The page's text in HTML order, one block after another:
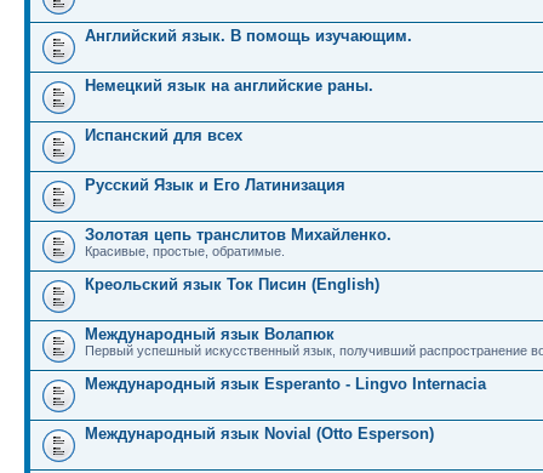
Английский язык. В помощь изучающим.
Немецкий язык на английские раны.
Испанский для всех
Русский Язык и Его Латинизация
Золотая цепь транслитов Михайленко.
Красивые, простые, обратимые.
Креольский язык Ток Писин (English)
Международный язык Волапюк
Первый успешный искусственный язык, получивший распространение
Международный язык Esperanto - Lingvo Internacia
Международный язык Novial (Otto Esperson)